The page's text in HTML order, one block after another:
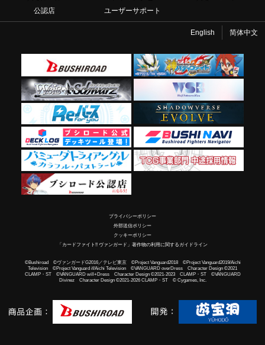
公認店
ユーザーサポート
English 简体中文
プライバシーポリシー
外部送信ポリシー
クッキーポリシー
「カードファイト!! ヴァンガード」著作物の利用に関するガイドライン
©Bushiroad ©ヴァンガードG2016／テレビ東京 ©Project Vanguard2018 ©Project Vanguard2019/Aichi
Television ©Project Vanguard if/Aichi Television ©VANGUARD overDress Character Design ©2021
CLAMP・ST ©VANGUARD will+Dress Character Design ©2021-2023 CLAMP・ST ©VANGUARD
Divinez Character Design ©2021-2026 CLAMP・ST © Cygames, Inc.